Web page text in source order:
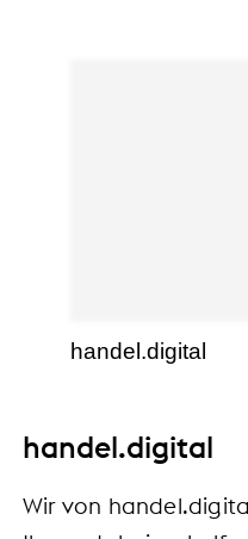
handel.digital
handel.digital
Wir von